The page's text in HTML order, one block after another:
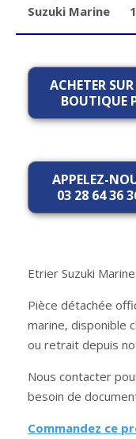
Suzuki Marine
ACHETER
BOUTIQUE
APPELEZ-
03 28 64 36
Etrier Suzuki
Pièce détachée
marine, disponible
ou retrait depuis
Nous contacter
besoin de
Commandez ce